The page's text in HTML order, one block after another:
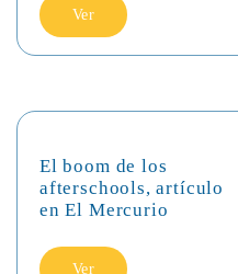
Ver
El boom de los
afterschools, artículo
en El Mercurio
Ver